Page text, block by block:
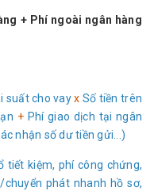
+ Phí ngoài ngân hàng
suất cho vayx Số tiền trên
+Phí giao dịch tại ngân
nhận số dư tiền gửi...)
tiết kiệm, phí công chứng,
phát nhanh hồ sơ,